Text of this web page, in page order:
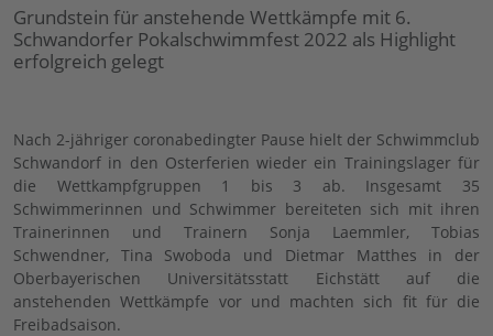
Grundstein für anstehende Wettkämpfe mit 6.
Schwandorfer Pokalschwimmfest 2022 als Highlight
erfolgreich gelegt
Nach 2-jähriger coronabedingter Pause hielt der Schwimmclub
Schwandorf in den Osterferien wieder ein Trainingslager für
die Wettkampfgruppen 1 bis 3 ab. Insgesamt 35
Schwimmerinnen und Schwimmer bereiteten sich mit ihren
Trainerinnen und Trainern Sonja Laemmler, Tobias
Schwendner, Tina Swoboda und Dietmar Matthes in der
Oberbayerischen Universitätsstatt Eichstätt auf die
anstehenden Wettkämpfe vor und machten sich fit für die
Freibadsaison.